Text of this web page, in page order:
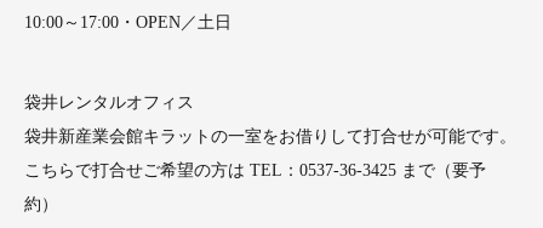
10:00～17:00・OPEN／土日
袋井レンタルオフィス
袋井新産業会館キラットの一室をお借りして打合せが可能です。
こちらで打合せご希望の方は TEL：0537-36-3425 まで（要予
約）